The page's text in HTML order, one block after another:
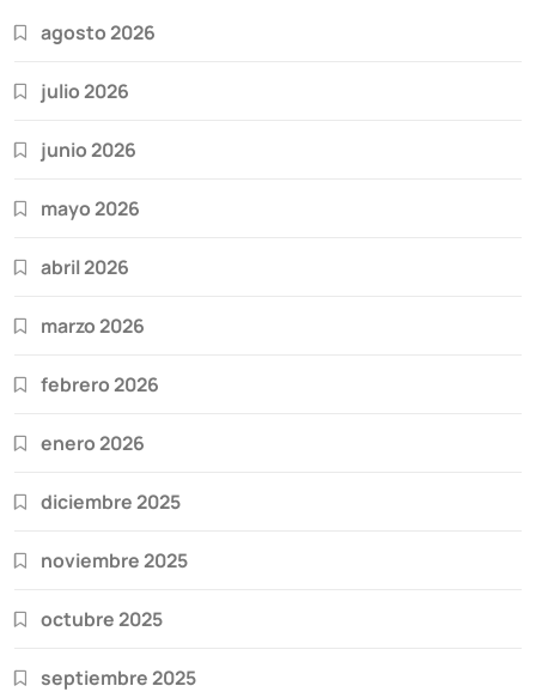
agosto 2026
julio 2026
junio 2026
mayo 2026
abril 2026
marzo 2026
febrero 2026
enero 2026
diciembre 2025
noviembre 2025
octubre 2025
septiembre 2025